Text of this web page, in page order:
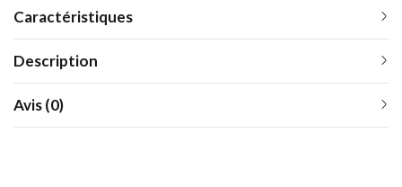
Caractéristiques
Description
Avis (0)